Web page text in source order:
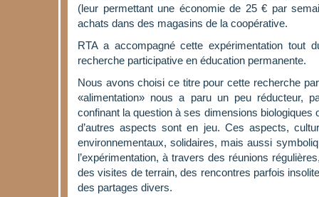
(leur permettant une économie de 25 € par
achats dans des magasins de la coopérative.
RTA a accompagné cette expérimentation tout
recherche participative en éducation permanente.
Nous avons choisi ce titre pour cette recherche
«alimentation» nous a paru un peu réducteur,
confinant la question à ses dimensions biologiques
d’autres aspects sont en jeu. Ces aspects,
environnementaux, solidaires, mais aussi
l’expérimentation, à travers des réunions
des visites de terrain, des rencontres parfois
des partages divers.